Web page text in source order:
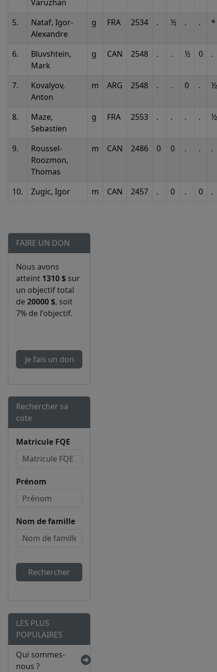
Varuzhan
5.
Nataf, Igor-
Alexandre
g FRA 2534 . ½ . . *
6.
Bluvshtein,
Mark
g CAN 2548 . . ½ 0 .
7.
Kovalyov,
Anton
m ARG 2548 . . 0 . ½
8.
Maze,
Sebastien
g FRA 2553 . . . . ½
9.
Roussel-
Roozmon,
Thomas
m CAN 2486 0 0 . . .
10. Zugic, Igor m CAN 2457 . 0 . 0 .
FAIRE UN DON
Nous avons
atteint 1310 $ sur
un objectif total
de 20000 $, soit
7% de l'objectif.
Je fais un don
Rechercher sa
cote
Matricule FQE
Prénom
Nom de famille
Rechercher
LES PLUS
POPULAIRES
Qui sommes-
nous ?